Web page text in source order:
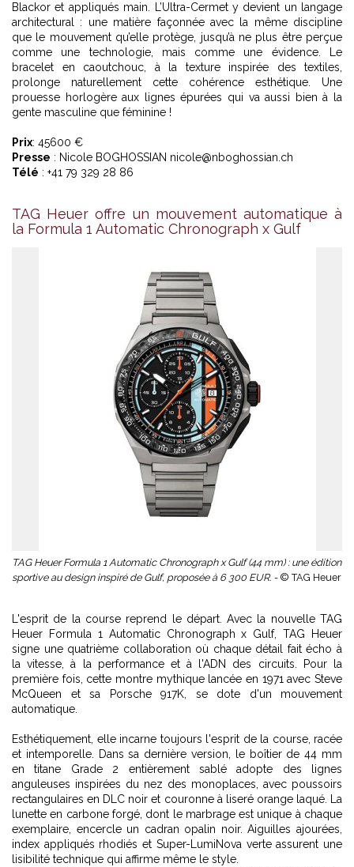
Blackor et appliqués main. L’Ultra-Cermet y devient un langage
architectural : une matière façonnée avec la même discipline
que le mouvement qu’elle protège, jusqu’à ne plus être perçue
comme une technologie, mais comme une évidence. Le
bracelet en caoutchouc, à la texture inspirée des textiles,
prolonge naturellement cette cohérence esthétique. Une
prouesse horlogère aux lignes épurées qui va aussi bien à la
gente masculine que féminine !
Prix: 45600 €
Presse : Nicole BOGHOSSIAN nicole@nboghossian.ch
Télé : +41 79 329 28 86
TAG Heuer offre un mouvement automatique à
la Formula 1 Automatic Chronograph x Gulf
TAG Heuer Formula 1 Automatic Chronograph x Gulf (44 mm) : une édition
sportive au design inspiré de Gulf, proposée à 6 300 EUR. - © TAG Heuer
L'esprit de la course reprend le départ. Avec la nouvelle TAG
Heuer Formula 1 Automatic Chronograph x Gulf, TAG Heuer
signe une quatrième collaboration où chaque détail fait écho à
la vitesse, à la performance et à l'ADN des circuits. Pour la
première fois, cette montre mythique lancée en 1971 avec Steve
McQueen et sa Porsche 917K, se dote d'un mouvement
automatique.
Esthétiquement, elle incarne toujours l'esprit de la course, racée
et intemporelle. Dans sa dernière version, le boîtier de 44 mm
en titane Grade 2 entièrement sablé adopte des lignes
anguleuses inspirées du nez des monoplaces, avec poussoirs
rectangulaires en DLC noir et couronne à liseré orange laqué. La
lunette en carbone forgé, dont le marbrage est unique à chaque
exemplaire, encercle un cadran opalin noir. Aiguilles ajourées,
index appliqués rhodiés et Super-LumiNova verte assurent une
lisibilité technique qui affirme même le style.